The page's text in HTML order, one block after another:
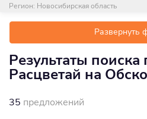
Регион: Новосибирская область
Развернуть
Результаты
Расцветай на
35 предложений